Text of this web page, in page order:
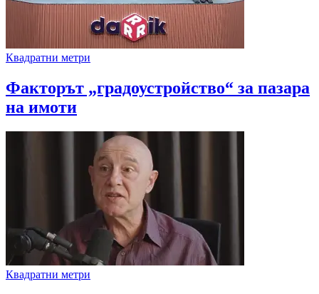
Квадратни метри
Факторът „градоустройство“ за пазара
на имоти
Квадратни метри